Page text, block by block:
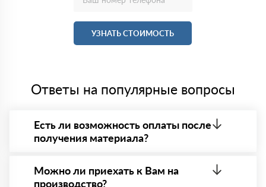
УЗНАТЬ СТОИМОСТЬ
Ответы на популярные вопросы
Есть ли возможность оплаты после
получения материала?
- оплата по факту получения товара. При этом,
если доставленный товар был ненадлежащего
Можно ли приехать к Вам на
производство?